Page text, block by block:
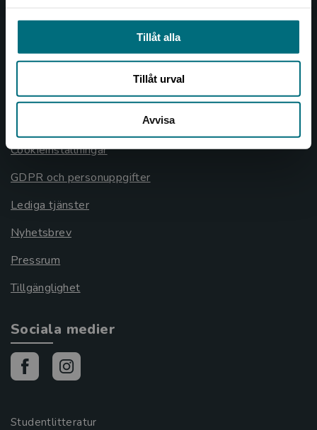
Tillåt alla
Tillåt urval
Avvisa
Köpvillkor
Allmänna länkar
Om oss
Cookieinställningar
GDPR och personuppgifter
Lediga tjänster
Nyhetsbrev
Pressrum
Tillgänglighet
Sociala medier
Studentlitteratur